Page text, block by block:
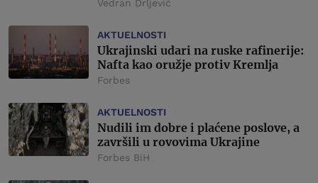
Vedran Drljević
AKTUELNOSTI
Ukrajinski udari na ruske rafinerije:
Nafta kao oružje protiv Kremlja
Forbes
AKTUELNOSTI
Nudili im dobre i plaćene poslove, a
završili u rovovima Ukrajine
Forbes BiH